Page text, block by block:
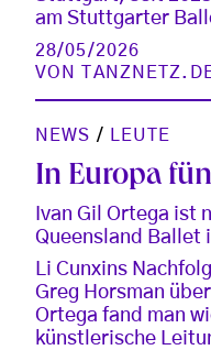
am Stuttgarter
28/05/2026
VON
NEWS / LEUTE
In Europa
Ivan Gil Ortega ist
Queensland Ballet
Li Cunxins
Greg Horsman
Ortega fand man
künstlerische